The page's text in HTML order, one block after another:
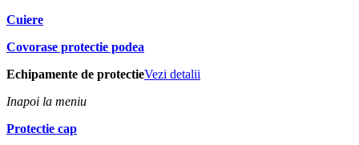
Cuiere
Covorase protectie podea
Echipamente de protectieVezi detalii
Inapoi la meniu
Protectie cap